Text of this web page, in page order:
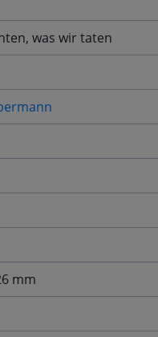
was wir taten
mm